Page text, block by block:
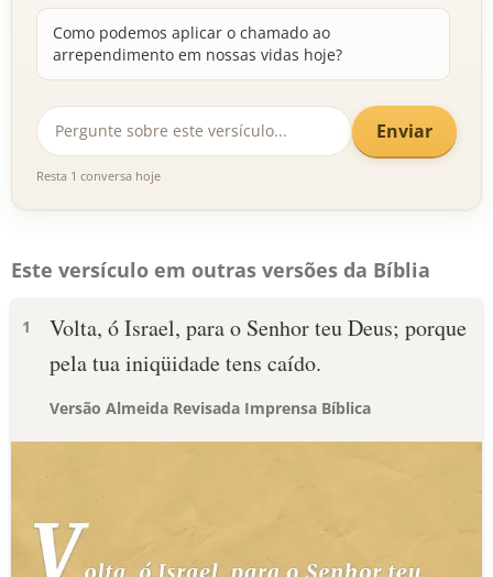
Como podemos aplicar o chamado ao
arrependimento em nossas vidas hoje?
Enviar
Resta 1 conversa hoje
Este versículo em outras versões da Bíblia
1
Volta, ó Israel, para o Senhor teu Deus; porque
pela tua iniqüidade tens caído.
Versão Almeida Revisada Imprensa Bíblica